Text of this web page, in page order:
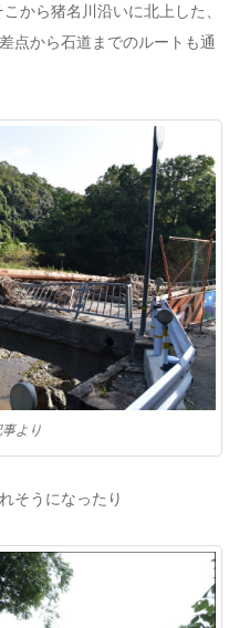
から猪名川沿いに北上した、
点から石道までのルートも通
より
そうになったり